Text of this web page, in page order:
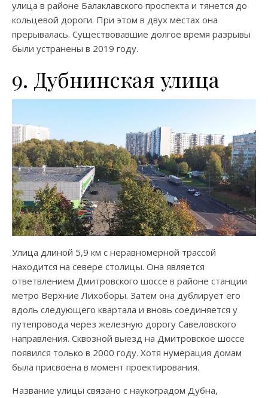
улица в районе Балаклавского проспекта и тянется до
кольцевой дороги. При этом в двух местах она
прерывалась. Существовавшие долгое время разрывы
были устранены в 2019 году.
9. Дубнинская улица
Улица длиной 5,9 км с неравномерной трассой
находится на севере столицы. Она является
ответвлением Дмитровского шоссе в районе станции
метро Верхние Лихоборы. Затем она дублирует его
вдоль следующего квартала и вновь соединяется у
путепровода через железную дорогу Савеловского
направления. Сквозной выезд на Дмитровское шоссе
появился только в 2000 году. Хотя нумерация домам
была присвоена в момент проектирования.
Название улицы связано с наукоградом Дубна,